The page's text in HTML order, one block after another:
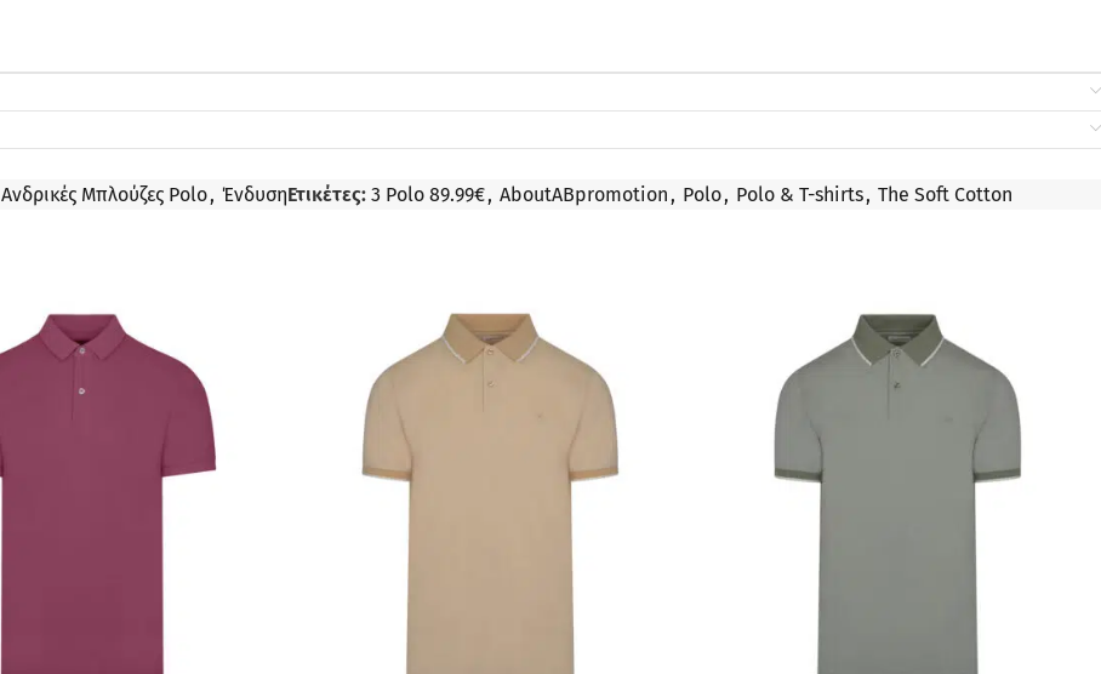
Ανδρικές Μπλούζες Polo, ΈνδυσηΕτικέτες: 3 Polo 89.99€, AboutABpromotion , Polo, Polo & T-shirts, The Soft Cotton
ΠΡΟΣΦΟΡΆ ΠΡΟΣΦΟΡΆ